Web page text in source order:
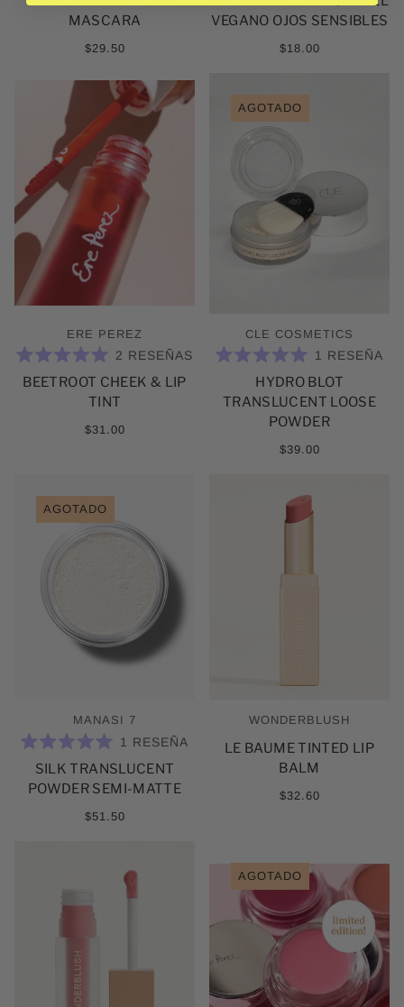
DE
MASCARA
$29.50
DE
5
VEGANO OJOS SENSIBLES
$18.00
ERE PEREZ
5.0
2 RESEÑAS
BEETROOT CHEEK & LIP
TINT
$31.00
AGOTADO
CLE COSMETICS
5.0
DE
5
ESTRELLAS
1 RESEÑA
HYDRO BLOT
TRANSLUCENT LOOSE
POWDER
$39.00
AGOTADO
MANASI 7
5.0
DE
5
1 RESEÑA
SILK TRANSLUCENT
POWDER SEMI-MATTE
$51.50
WONDERBLUSH
LE BAUME TINTED LIP
BALM
$32.60
AGOTADO